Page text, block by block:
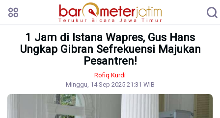
1 Jam di Istana Wapres, Gus Hans
Ungkap Gibran Sefrekuensi Majukan
Pesantren!
Rofiq Kurdi
Minggu, 14 Sep 2025 21:31 WIB